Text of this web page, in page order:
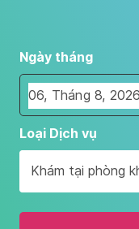
Ngày tháng
Navigate
forward
interact
with
the
Loại Dịch vụ
Khám tại phòng